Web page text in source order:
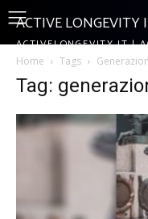
ACTIVE LONGEVITY
ACTIVELONGEVITY.IT |
Home Tags
Tag: